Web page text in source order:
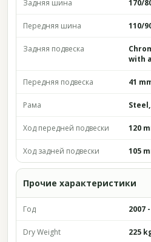
Задняя шина 170/
Передняя шина 110/
Задняя подвеска
with
Передняя подвеска 41
Рама
Ход передней подвески 120
Ход задней подвески 105
Прочие характеристики
Год 2007
Dry Weight 225